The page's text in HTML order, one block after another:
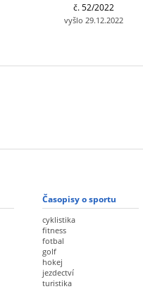
č. 52/2022
vyšlo 29.12.2022
Časopisy o sportu
cyklistika
fitness
fotbal
golf
hokej
jezdectví
turistika